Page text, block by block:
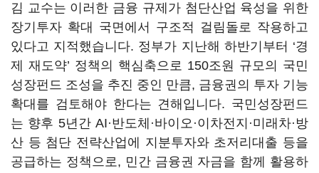
김 교수는 이러한 금융 규제가 첨단산업 육성을 위한
장기투자 확대 국면에서 구조적 걸림돌로 작용하고
있다고 지적했습니다. 정부가 지난해 하반기부터 ‘경
제 재도약’ 정책의 핵심축으로 150조원 규모의 국민
성장펀드 조성을 추진 중인 만큼, 금융권의 투자 기능
확대를 검토해야 한다는 견해입니다. 국민성장펀드
는 향후 5년간 AI·반도체·바이오·이차전지·미래차·방
산 등 첨단 전략산업에 지분투자와 초저리대출 등을
공급하는 정책으로, 민간 금융권 자금을 함께 활용하